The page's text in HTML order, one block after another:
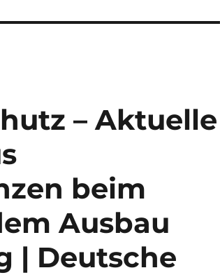
– Aktuelle
beim
Ausbau
| Deutsche